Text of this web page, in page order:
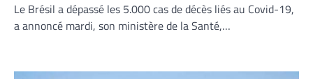
Le Brésil a dépassé les 5.000 cas de décès liés au Covid-19,
a annoncé mardi, son ministère de la Santé,…